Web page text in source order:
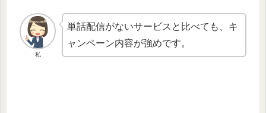
私
単話配信がないサービスと比べても、キ
ャンペーン内容が強めです。